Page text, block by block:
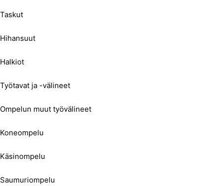
Taskut
Hihansuut
Halkiot
Työtavat ja -välineet
Ompelun muut työvälineet
Koneompelu
Käsinompelu
Saumuriompelu